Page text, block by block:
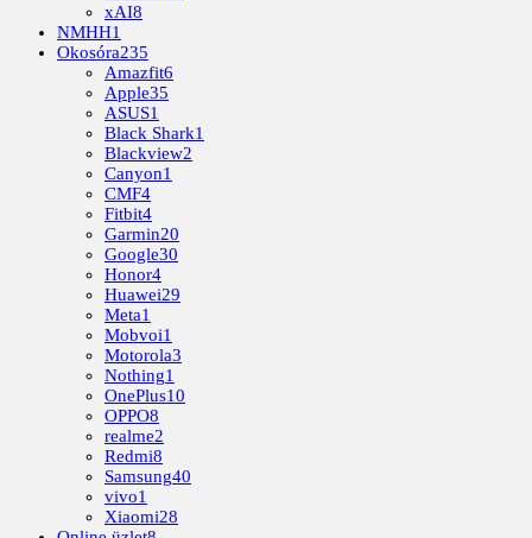
xAI8
NMHH1
Okosóra235
Amazfit6
Apple35
ASUS1
Black Shark1
Blackview2
Canyon1
CMF4
Fitbit4
Garmin20
Google30
Honor4
Huawei29
Meta1
Mobvoi1
Motorola3
Nothing1
OnePlus10
OPPO8
realme2
Redmi8
Samsung40
vivo1
Xiaomi28